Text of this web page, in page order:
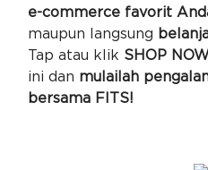
e-commerce favorit
maupun langsung
Tap atau klik SHOP NOW
ini dan mulailah
bersama FITS!